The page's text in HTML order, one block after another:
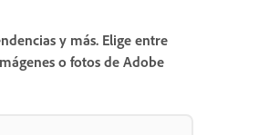
y más. Elige entre
o fotos de Adobe